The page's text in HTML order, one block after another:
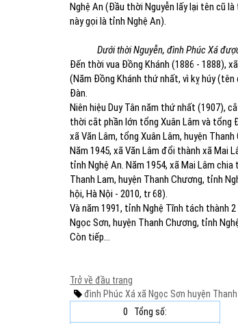
Nghệ An (Đầu thời Nguyễn lấy lại tên cũ
này gọi là tỉnh Nghệ An).
Dưới thời Nguyễn, đình Phúc Xá
Đến thời vua Đồng Khánh (1886 - 1888),
(Năm Đồng Khánh thứ nhất, vì kỵ húy
Đàn.
Niên hiệu Duy Tân năm thứ nhất (1907),
thời cắt phần lớn tổng Xuân Lâm và tổng
xã Văn Lâm, tổng Xuân Lâm, huyện
Năm 1945, xã Văn Lâm đổi thành xã Mai
tỉnh Nghệ An. Năm 1954, xã Mai Lâm
Thanh Lam, huyện Thanh Chương, tỉnh
hội, Hà Nội - 2010, tr 68).
Và năm 1991, tỉnh Nghệ Tĩnh tách thành
Ngọc Sơn, huyện Thanh Chương, tỉnh
Còn tiếp...
Trở về đầu trang
đình Phúc Xá xã Ngọc Sơn huyện
0
Tổng số: